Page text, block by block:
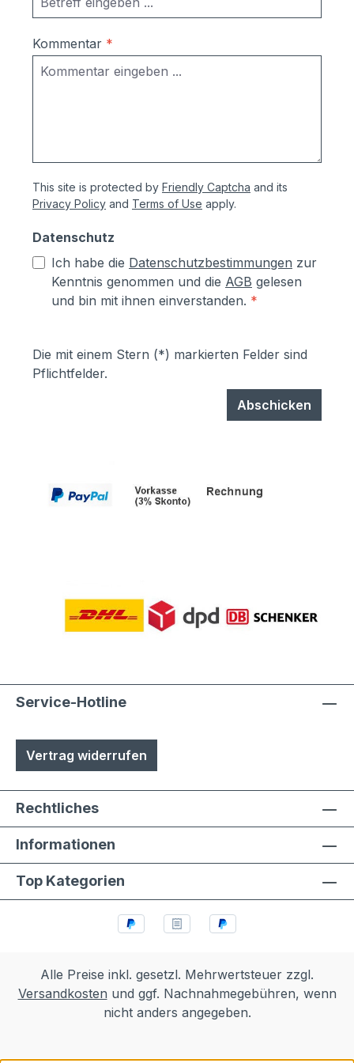
über Türgriffe bis hin zu Handtuchhalter
und Hinweisschilder.
Kommentar *
This site is protected by Friendly Captcha and its
Privacy Policy and Terms of Use apply.
Datenschutz
Ich habe die Datenschutzbestimmungen zur
Kenntnis genommen und die AGB gelesen
und bin mit ihnen einverstanden. *
Die mit einem Stern (*) markierten Felder sind
Pflichtfelder.
Abschicken
Service-Hotline
Vertrag widerrufen
Rechtliches
Informationen
Top Kategorien
Alle Preise inkl. gesetzl. Mehrwertsteuer zzgl.
Versandkosten und ggf. Nachnahmegebühren, wenn
nicht anders angegeben.